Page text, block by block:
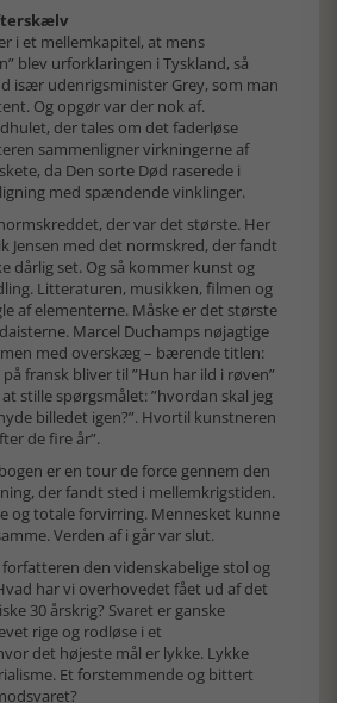
i et mellemkapitel, at mens
blev urforklaringen i Tyskland, så
især udenrigsminister Grey, som man
Og opgør var der nok af.
der tales om det faderløse
sammenligner virkningerne af
da Den sorte Død raserede i
med spændende vinklinger.
der var det største. Her
Jensen med det normskred, der fandt
dårlig set. Og så kommer kunst og
Litteraturen, musikken, filmen og
af elementerne. Måske er det største
Marcel Duchamps nøjagtige
men med overskæg – bærende titlen:
på fransk bliver til ”Hun har ild i røven”
stille spørgsmålet: ”hvordan skal jeg
billedet igen?”. Hvortil kunstneren
de fire år”.
er en tour de force gennem den
der fandt sted i mellemkrigstiden.
og totale forvirring. Mennesket kunne
Verden af i går var slut.
den videnskabelige stol og
har vi overhovedet fået ud af det
30 årskrig? Svaret er ganske
rige og rodløse i et
det højeste mål er lykke. Lykke
Et forstemmende og bittert